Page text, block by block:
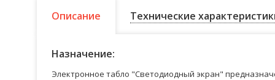
Описание Технические
Назначение:
Электронное табло "Светодиодный экран"